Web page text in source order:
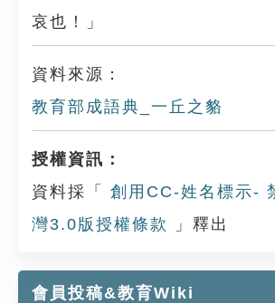
哀也！」
資料來源：
教育部成語典_一丘之貉
授權資訊：
資料採「
創用CC-姓名標示-
灣3.0版授權條款
」釋出
會員投稿&教育Wiki